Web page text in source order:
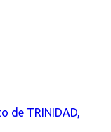
de TRINIDAD,